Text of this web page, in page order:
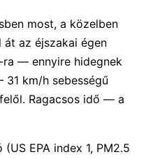
most, a közelben
az éjszakai égen
ra — ennyire hidegnek
km/h sebességű
Ragacsos idő — a
EPA index 1, PM2.5